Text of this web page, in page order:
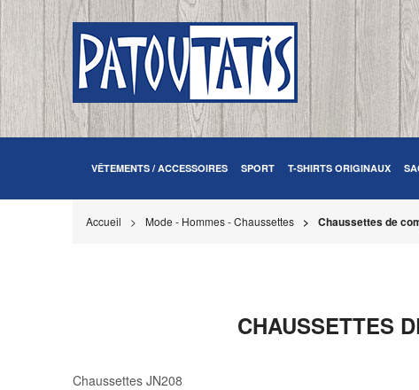
VÊTEMENTS / ACCESSOIRES SPORT T-SHIRTS ORIGINAUX
Accueil Mode - Hommes - Chaussettes Chaussettes de
CHAUSSETTES
Chaussettes JN208